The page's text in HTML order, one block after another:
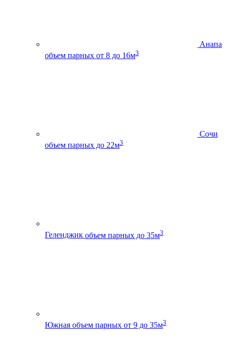
Анапа
объем парных от 8 до 16м3
Сочи
объем парных до 22м3
Геленджик объем парных до 35м3
Южная объем парных от 9 до 35м3